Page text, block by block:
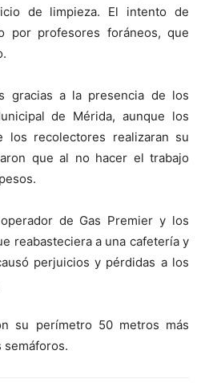
de limpieza. El intento de
por profesores foráneos, que
gracias a la presencia de los
de Mérida, aunque los
los recolectores realizaran su
que al no hacer el trabajo
de Gas Premier y los
reabasteciera a una cafetería y
perjuicios y pérdidas a los
su perímetro 50 metros más
semáforos.